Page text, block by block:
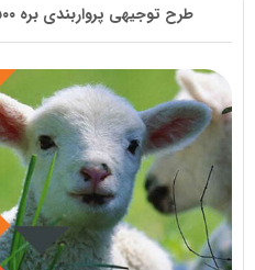
طرح توجیهی پرواربندی بره ۵۰۰ راسی☀️(سود+درآمد) ۱۴۰۴